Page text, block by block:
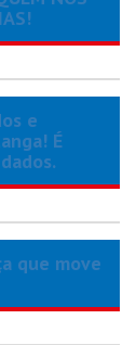
e
É
que move